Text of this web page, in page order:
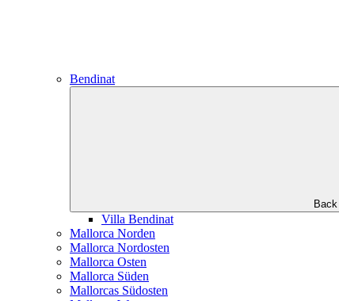
Bendinat
Back
Villa Bendinat
Mallorca Norden
Mallorca Nordosten
Mallorca Osten
Mallorca Süden
Mallorcas Südosten